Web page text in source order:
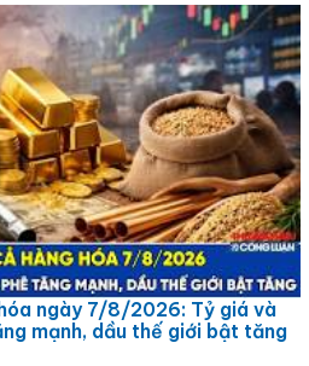
ngày 7/8/2026: Tỷ giá và
mạnh, dầu thế giới bật tăng